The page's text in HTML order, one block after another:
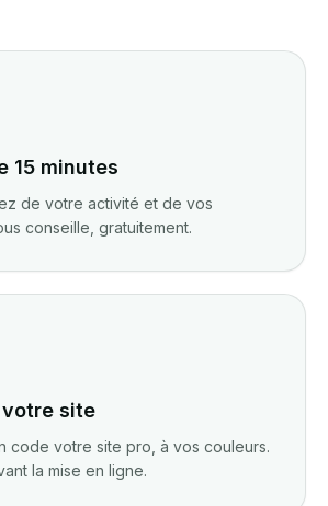
15 minutes
de votre activité et de vos
conseille, gratuitement.
site
code votre site pro, à vos couleurs.
la mise en ligne.